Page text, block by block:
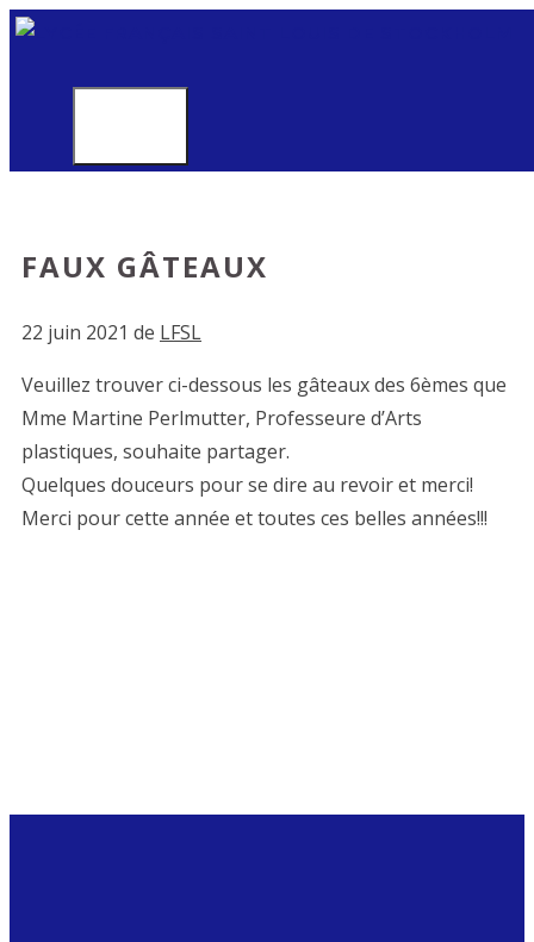
Aller
contenu
FAUX GÂTEAUX
22 juin 2021 de LFSL
Veuillez trouver ci-dessous les gâteaux des 6èmes que
Mme Martine Perlmutter, Professeure d’Arts
plastiques, souhaite partager.
Quelques douceurs pour se dire au revoir et merci!
Merci pour cette année et toutes ces belles années!!!